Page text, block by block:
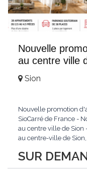
Nouvelle
au centre ville
SUR
Sion
Nouvelle promotion
SioCarré de France -
au centre ville de
au centre-ville de
contemporaine,
projet d'envergure